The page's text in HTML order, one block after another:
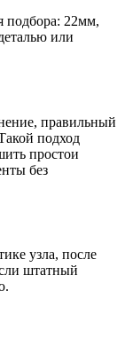
подбора: 22мм,
или
правильный
подход
простои
без
узла, после
штатный